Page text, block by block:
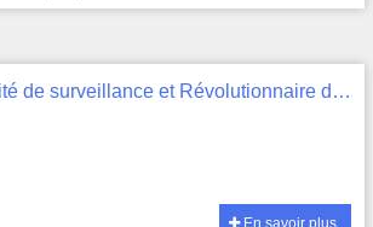
Activités du Comité de surveillance et Révolutionnaire de Quimper Odet : registre de contrôle des passeports , 31 I_QUI 2
En savoir plus